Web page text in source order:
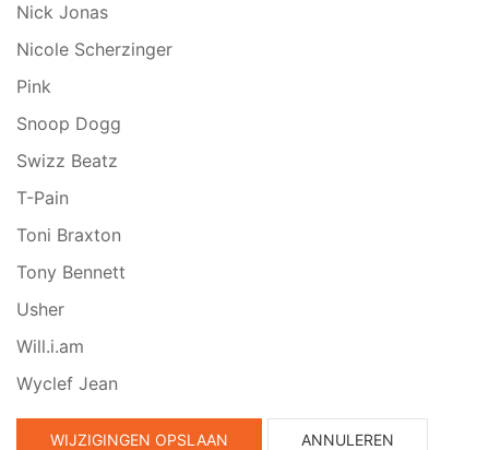
Nick Jonas
Nicole Scherzinger
Pink
Snoop Dogg
Swizz Beatz
T-Pain
Toni Braxton
Tony Bennett
Usher
Will.i.am
Wyclef Jean
WIJZIGINGEN OPSLAAN ANNULEREN